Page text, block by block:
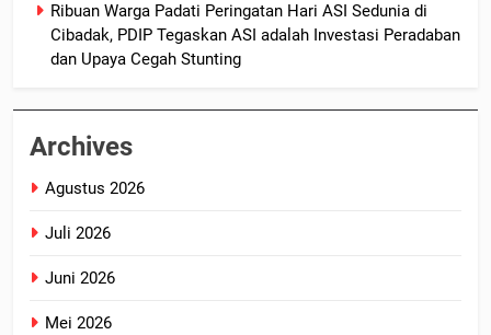
Ribuan Warga Padati Peringatan Hari ASI Sedunia di
Cibadak, PDIP Tegaskan ASI adalah Investasi Peradaban
dan Upaya Cegah Stunting
Archives
Agustus 2026
Juli 2026
Juni 2026
Mei 2026